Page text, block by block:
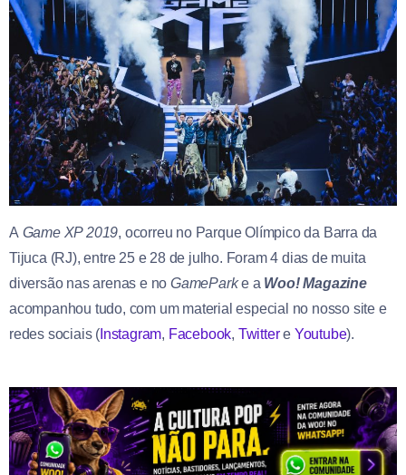
A Game XP 2019, ocorreu no Parque Olímpico da Barra da
Tijuca (RJ), entre 25 e 28 de julho. Foram 4 dias de muita
diversão nas arenas e noGameParke a Woo! Magazine
acompanhou tudo, com um material especial no nosso site e
redes sociais ( Instagram, Facebook, Twittere Youtube).